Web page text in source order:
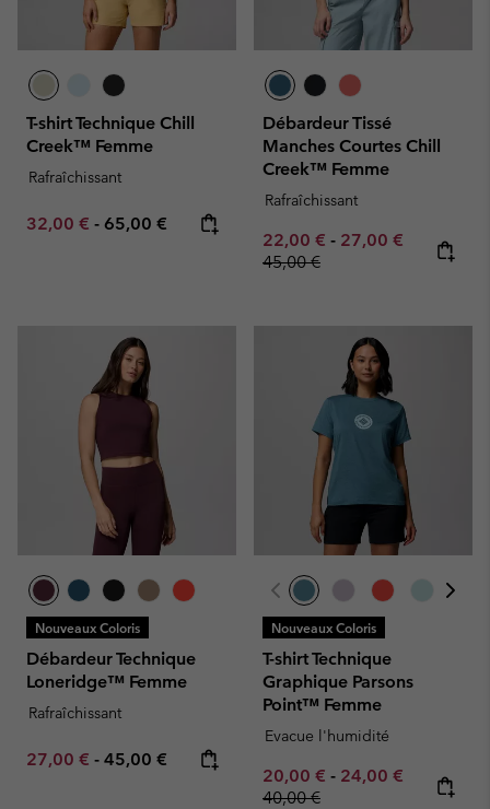
T-shirt Technique Chill
Creek™ Femme
Rafraîchissant
Minimum sale price:
32,00 € - Maximum price:
65,00 €
Débardeur Tissé
Manches Courtes Chill
Creek™ Femme
Rafraîchissant
Minimum sale price:
22,00 € - Maximum sale
27,00 € Regular
45,00 €
Nouveaux Coloris
Débardeur Technique
Loneridge™ Femme
Rafraîchissant
Minimum sale price:
27,00 € - Maximum price:
45,00 €
Nouveaux Coloris
T-shirt Technique
Graphique Parsons
Point™ Femme
Evacue l'humidité
Minimum sale price:
20,00 € - Maximum sale
24,00 € Regular
40,00 €